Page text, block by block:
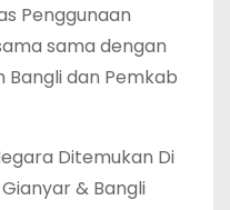
Penggunaan
sama dengan
dan Pemkab
Ditemukan Di
& Bangli